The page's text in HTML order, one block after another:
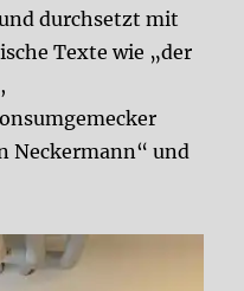
durchsetzt mit
Texte wie „der
Neckermann“ und